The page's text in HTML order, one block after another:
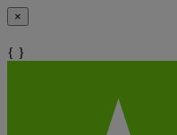
×
{ }